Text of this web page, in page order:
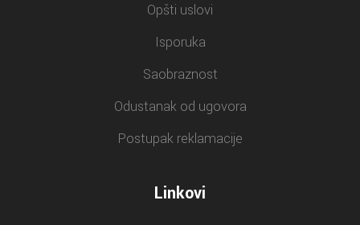
Opšti uslovi
Isporuka
Saobraznost
Odustanak od ugovora
Postupak reklamacije
Linkovi